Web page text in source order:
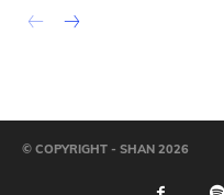
© COPYRIGHT - SHAN 2026